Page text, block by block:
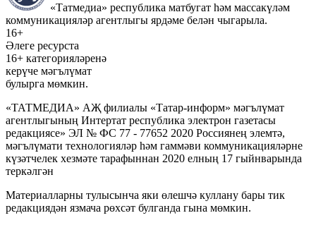
«Татмедиа» республика матбугат һәм массакүләм
коммуникацияләр агентлыгы ярдәме белән чыгарыла.
16+
Әлеге ресурста
16+ категорияләренә
керүче мәгълүмат
булырга мөмкин.
«ТАТМЕДИА» АҖ филиалы «Татар-информ» мәгълүмат
агентлыгының Интертат республика электрон газетасы
редакциясе» ЭЛ № ФС 77 - 77652 2020 Россиянең элемтә,
мәгълүмати технологияләр һәм гаммәви коммуникацияләрне
күзәтчелек хезмәте тарафыннан 2020 елның 17 гыйнварында
теркәлгән
Материалларны тулысынча яки өлешчә куллану бары тик
редакциядән язмача рөхсәт булганда гына мөмкин.